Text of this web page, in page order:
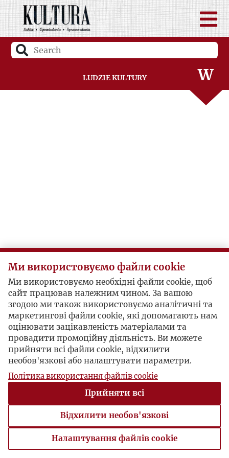
Ludzie Kultury
U
V
W
Z
Ми використовуємо файли cookie
Ми використовуємо необхідні файли cookie, щоб
сайт працював належним чином. За вашою
згодою ми також використовуємо аналітичні та
маркетингові файли cookie, які допомагають нам
оцінювати зацікавленість матеріалами та
провадити промоційну діяльність. Ви можете
прийняти всі файли cookie, відхилити
необов'язкові або налаштувати параметри.
Політика використання файлів cookie
Прийняти всі
Відхилити необов'язкові
Налаштування файлів cookie
Налаштування файлів cookie